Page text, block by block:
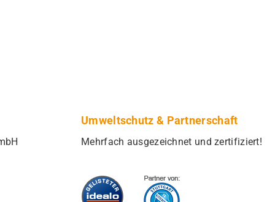
Umweltschutz & Partnerschaft
Mehrfach ausgezeichnet und zertifiziert!